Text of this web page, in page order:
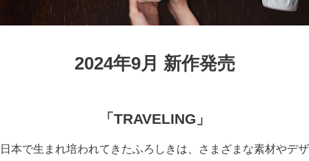
2024年9月 新作発売
「TRAVELING」
日本で生まれ培われてきたふろしきは、さまざまな素材やデザ
プチギフト
伊砂文様
着物用